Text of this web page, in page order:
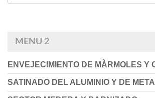
MENU 2
ENVEJECIMIENTO DE MÀRMOLES Y
SATINADO DEL ALUMINIO Y DE